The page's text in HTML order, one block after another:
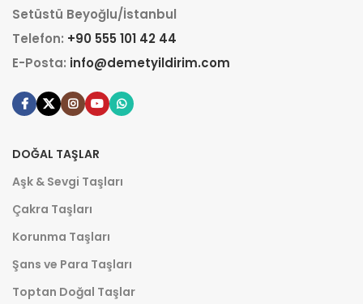
Setüstü Beyoğlu/İstanbul
Telefon: +90 555 101 42 44
E-Posta: info@demetyildirim.com
DOĞAL TAŞLAR
Aşk & Sevgi Taşları
Çakra Taşları
Korunma Taşları
Şans ve Para Taşları
Toptan Doğal Taşlar